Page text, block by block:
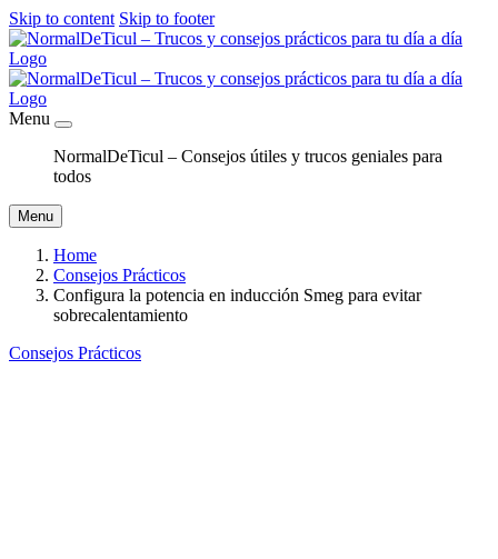
Skip to content Skip to footer
Menu
NormalDeTicul – Consejos útiles y trucos geniales para
todos
Menu
Home
Consejos Prácticos
Configura la potencia en inducción Smeg para evitar
sobrecalentamiento
Consejos Prácticos